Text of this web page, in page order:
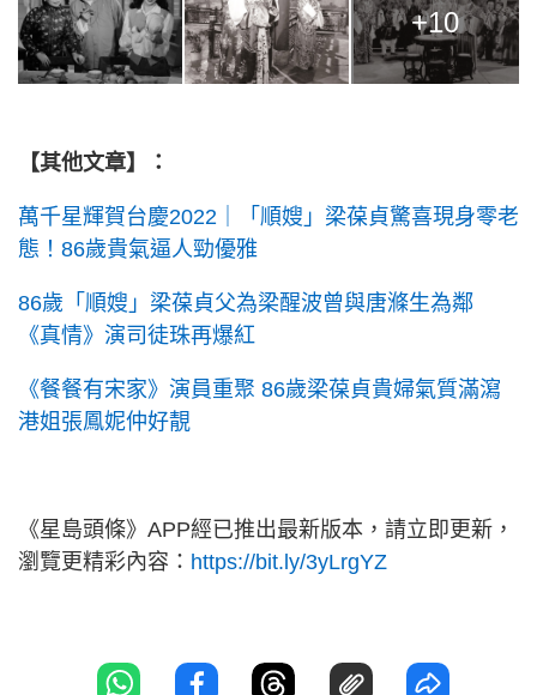
+10
【其他文章】：
萬千星輝賀台慶2022｜「順嫂」梁葆貞驚喜現身零老
態！ 86歲貴氣逼人勁優雅
86歲「順嫂」梁葆貞父為梁醒波曾與唐滌生為鄰
《真情》演司徒珠再爆紅
《餐餐有宋家》演員重聚 86歲梁葆貞貴婦氣質滿瀉
港姐張鳳妮仲好靚
《星島頭條》APP經已推出最新版本，請立即更新，
瀏覽更精彩內容： https://bit.ly/3yLrgYZ